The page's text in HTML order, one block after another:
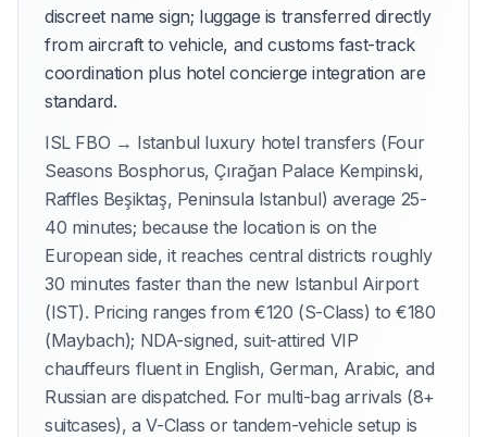
discreet name sign; luggage is transferred directly
from aircraft to vehicle, and customs fast-track
coordination plus hotel concierge integration are
standard.
ISL FBO → Istanbul luxury hotel transfers (Four
Seasons Bosphorus, Çırağan Palace Kempinski,
Raffles Beşiktaş, Peninsula Istanbul) average 25-
40 minutes; because the location is on the
European side, it reaches central districts roughly
30 minutes faster than the new Istanbul Airport
(IST). Pricing ranges from €120 (S-Class) to €180
(Maybach); NDA-signed, suit-attired VIP
chauffeurs fluent in English, German, Arabic, and
Russian are dispatched. For multi-bag arrivals (8+
suitcases), a V-Class or tandem-vehicle setup is